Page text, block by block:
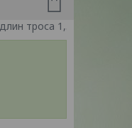
троса 1,5м